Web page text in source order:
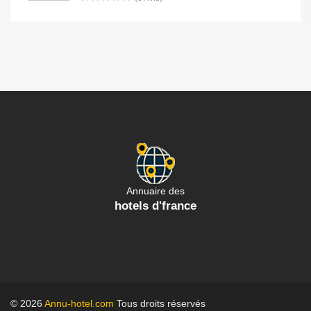
Annuaire des
hotels d'france
© 2026 Annu-hotel.com Tous droits réservés